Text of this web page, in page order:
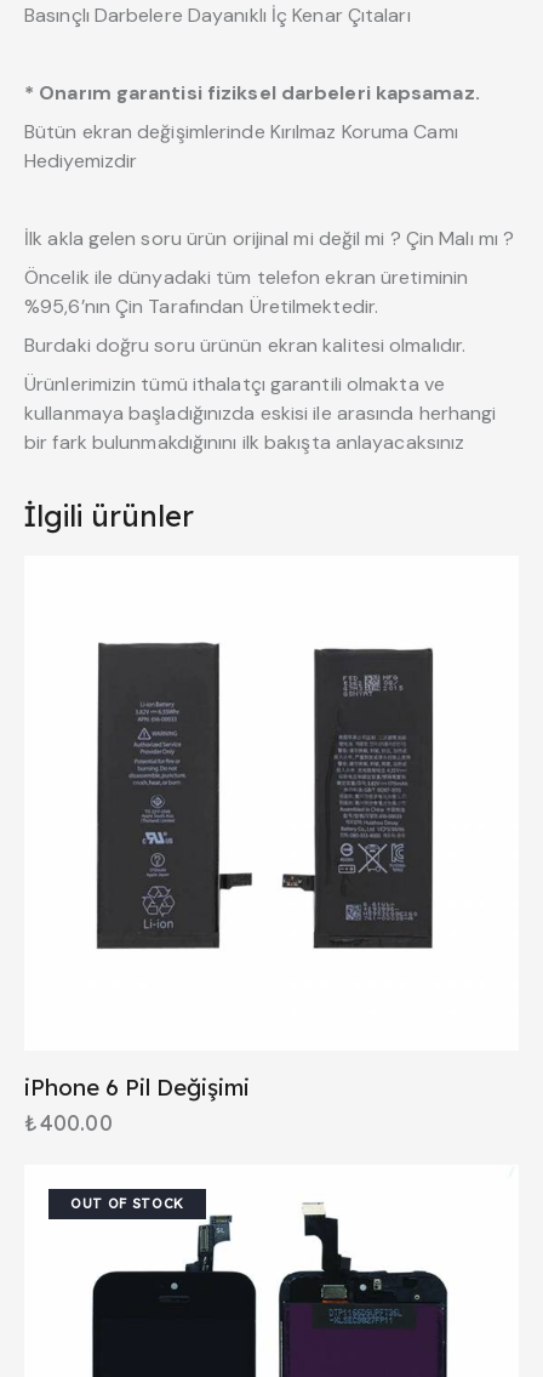
Basınçlı Darbelere Dayanıklı İç Kenar Çıtaları
* Onarım garantisi fiziksel darbeleri kapsamaz.
Bütün ekran değişimlerinde Kırılmaz Koruma Camı
Hediyemizdir
İlk akla gelen soru ürün orijinal mi değil mi ? Çin Malı mı ?
Öncelik ile dünyadaki tüm telefon ekran üretiminin
%95,6’nın Çin Tarafından Üretilmektedir.
Burdaki doğru soru ürünün ekran kalitesi olmalıdır.
Ürünlerimizin tümü ithalatçı garantili olmakta ve
kullanmaya başladığınızda eskisi ile arasında herhangi
bir fark bulunmakdığınını ilk bakışta anlayacaksınız
İlgili ürünler
iPhone 6 Pil Değişimi
₺400.00
OUT OF STOCK